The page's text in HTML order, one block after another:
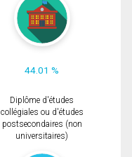
44.01 %
Diplôme d'études
collégiales ou d'études
postsecondaires (non
universitaires)